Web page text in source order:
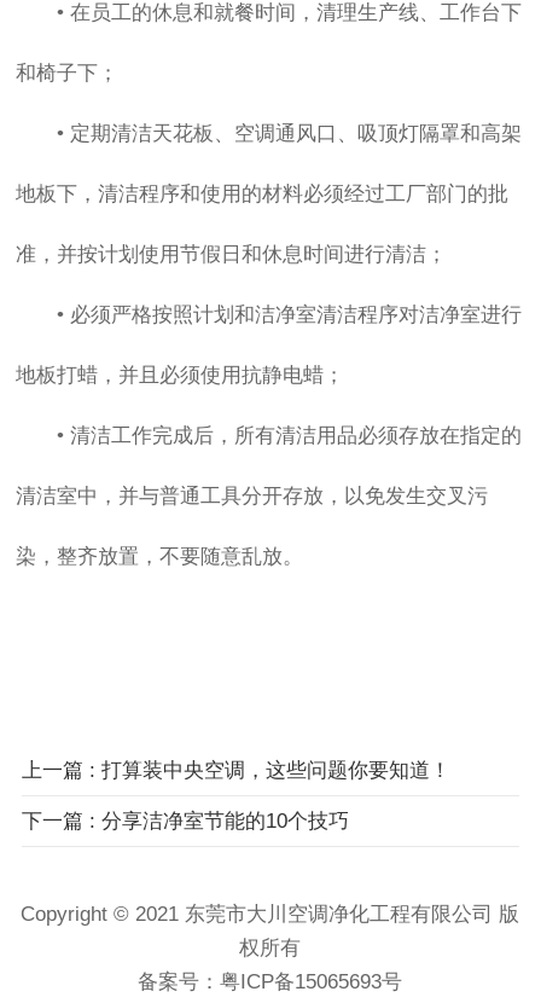
• 在员工的休息和就餐时间，清理生产线、工作台下
和椅子下；
• 定期清洁天花板、空调通风口、吸顶灯隔罩和高架
地板下，清洁程序和使用的材料必须经过工厂部门的批
准，并按计划使用节假日和休息时间进行清洁；
• 必须严格按照计划和洁净室清洁程序对洁净室进行
地板打蜡，并且必须使用抗静电蜡；
• 清洁工作完成后，所有清洁用品必须存放在指定的
清洁室中，并与普通工具分开存放，以免发生交叉污
染，整齐放置，不要随意乱放。
上一篇 : 打算装中央空调，这些问题你要知道！
下一篇 : 分享洁净室节能的10个技巧
Copyright © 2021 东莞市大川空调净化工程有限公司 版
权所有
备案号：粤ICP备15065693号